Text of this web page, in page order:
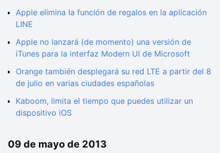
Apple elimina la función de regalos en la aplicación
LINE
Apple no lanzará (de momento) una versión de
iTunes para la interfaz Modern UI de Microsoft
Orange también desplegará su red LTE a partir del 8
de julio en varias ciudades españolas
Kaboom, limita el tiempo que puedes utilizar un
dispositivo iOS
09 de mayo de 2013